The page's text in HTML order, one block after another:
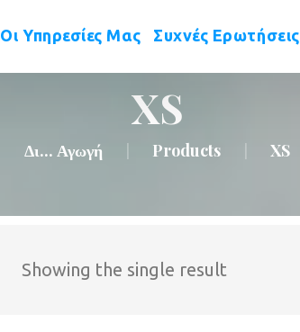
Οι Υπηρεσίες Μας Συχνές Ερωτήσεις
XS
Δι... Αγωγή Product XS
Showing the single result